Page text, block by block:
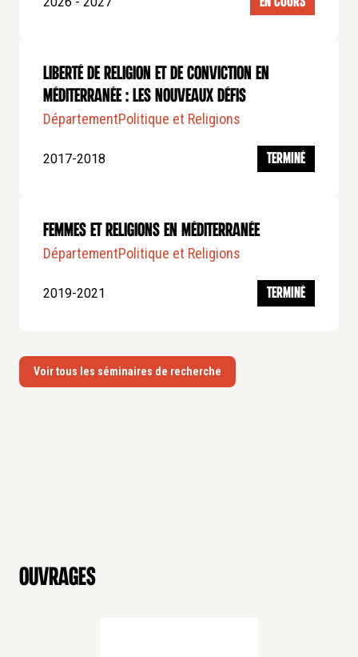
Liberté de religion et de conviction en
méditerranée : les nouveaux défis
DépartementPolitique et Religions
2017-2018 TERMINÉ
Femmes et religions en méditerranée
DépartementPolitique et Religions
2019-2021 TERMINÉ
Voir tous les séminaires de recherche
Ouvrages